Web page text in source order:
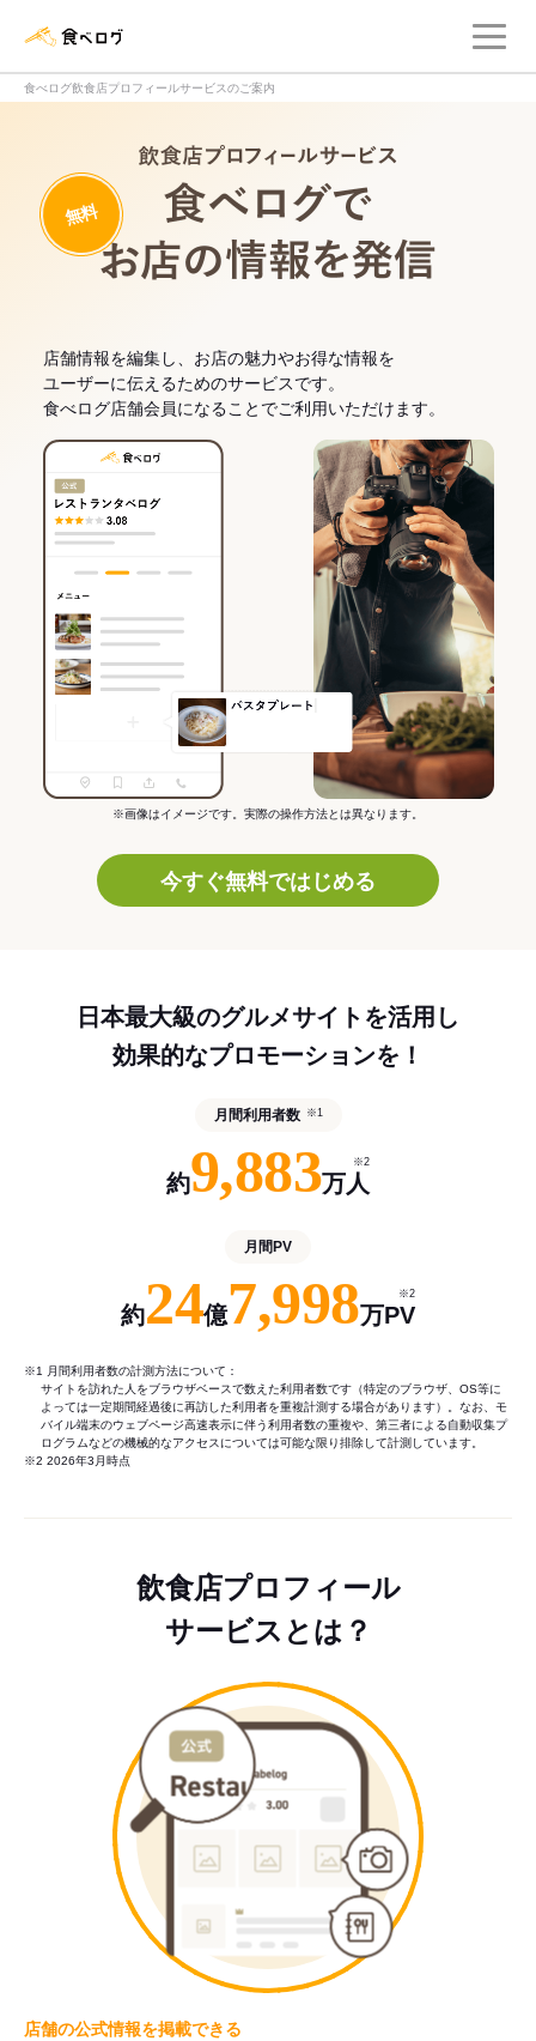
食べログ飲食店プロフィールサービスのご案内
無料
店舗情報を編集し、お店の魅力やお得な情報を
ユーザーに伝えるためのサービスです。
食べログ店舗会員になることでご利用いただけます。
※画像はイメージです。実際の操作方法とは異なります。
今すぐ無料ではじめる
日本最大級のグルメサイトを活用し
効果的なプロモーションを！
月間利用者数 ※1
約9,883万人
※2
月間PV
約24億7,998万PV
※2
※1 月間利用者数の計測方法について：
サイトを訪れた人をブラウザベースで数えた利用者数です（特定のブラウザ、OS等に
よっては一定期間経過後に再訪した利用者を重複計測する場合があります）。なお、モ
バイル端末のウェブページ高速表示に伴う利用者数の重複や、第三者による自動収集プ
ログラムなどの機械的なアクセスについては可能な限り排除して計測しています。
※2 2026年3月時点
飲食店プロフィール
サービスとは？
店舗の公式情報を掲載できる